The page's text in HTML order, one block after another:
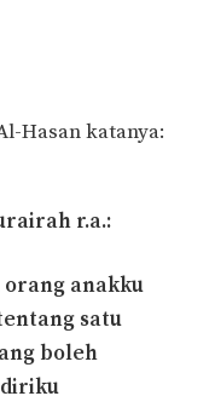
Hasan katanya:
r.a.:
orang anakku
satu
boleh